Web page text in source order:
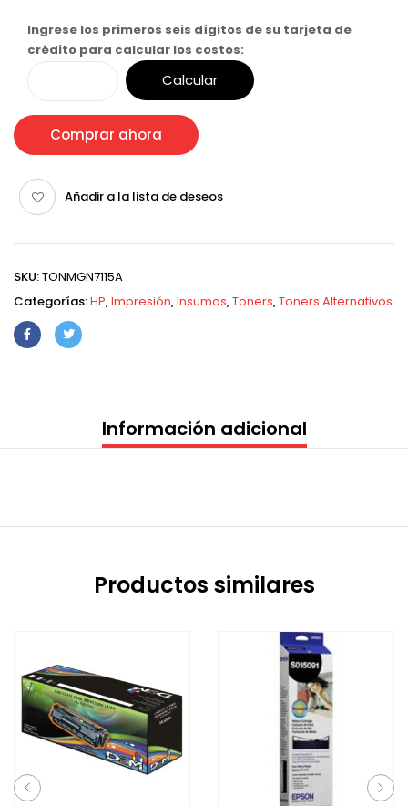
Ingrese los primeros seis dígitos de su tarjeta de
crédito para calcular los costos:
Calcular
Comprar ahora
Añadir a la lista de deseos
SKU:TONMGN7115A
Categorías:HP,Impresión,Insumos,Toners,Toners Alternativos
Información adicional
Productos similares